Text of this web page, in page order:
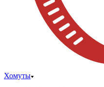
Хомуты